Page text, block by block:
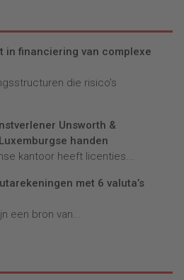
in financiering van complexe
die risico’s
Unsworth &
handen
kantoor heeft licenties...
met 6 valuta’s
een bron van...